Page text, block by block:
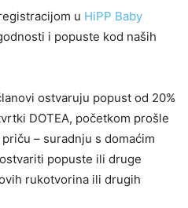
u HiPP Baby
i popuste kod naših
ostvaruju popust od 20%
DOTEA, početkom prošle
– suradnju s domaćim
popuste ili druge
rukotvorina ili drugih